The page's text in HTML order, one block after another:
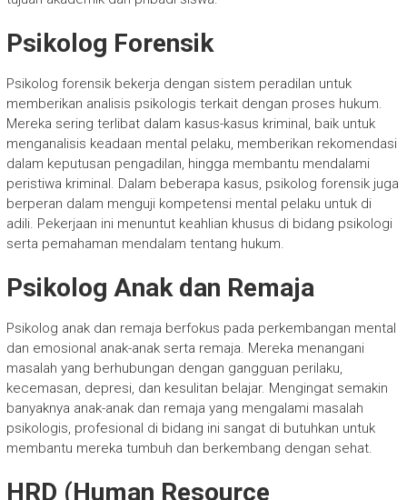
Psikolog Forensik
Psikolog forensik bekerja dengan sistem peradilan untuk
memberikan analisis psikologis terkait dengan proses hukum.
Mereka sering terlibat dalam kasus-kasus kriminal, baik untuk
menganalisis keadaan mental pelaku, memberikan rekomendasi
dalam keputusan pengadilan, hingga membantu mendalami
peristiwa kriminal. Dalam beberapa kasus, psikolog forensik juga
berperan dalam menguji kompetensi mental pelaku untuk di
adili. Pekerjaan ini menuntut keahlian khusus di bidang psikologi
serta pemahaman mendalam tentang hukum.
Psikolog Anak dan Remaja
Psikolog anak dan remaja berfokus pada perkembangan mental
dan emosional anak-anak serta remaja. Mereka menangani
masalah yang berhubungan dengan gangguan perilaku,
kecemasan, depresi, dan kesulitan belajar. Mengingat semakin
banyaknya anak-anak dan remaja yang mengalami masalah
psikologis, profesional di bidang ini sangat di butuhkan untuk
membantu mereka tumbuh dan berkembang dengan sehat.
HRD (Human Resource